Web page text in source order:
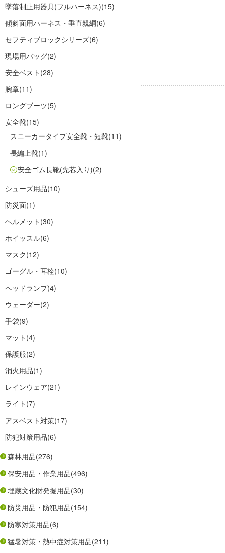
墜落制止用器具(フルハーネス)(15)
傾斜面用ハーネス・垂直親綱(6)
セフティブロックシリーズ(6)
現場用バッグ(2)
安全ベスト (28)
腕章(11)
ロングブーツ(5)
安全靴(15)
スニーカータイプ安全靴・短靴(11)
長編上靴(1)
安全ゴム長靴(先芯入り)(2)
シューズ用品(10)
防災面(1)
ヘルメット (30)
ホイッスル(6)
マスク(12)
ゴーグル・耳栓(10)
ヘッドランプ(4)
ウェーダー(2)
手袋(9)
マット (4)
保護服(2)
消火用品(1)
レインウェア(21)
ライト (7)
アスベスト対策(17)
防犯対策用品(6)
森林用品(276)
保安用品・作業用品(496)
埋蔵文化財発掘用品(30)
防災用品・防犯用品(154)
防寒対策用品(6)
猛暑対策・熱中症対策用品(211)